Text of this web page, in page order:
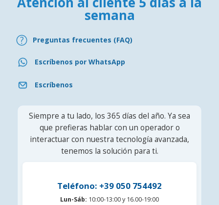
semana
Preguntas frecuentes (FAQ)
Escríbenos por WhatsApp
Escríbenos
Siempre a tu lado, los 365 días del año. Ya sea
que prefieras hablar con un operador o
interactuar con nuestra tecnología avanzada,
tenemos la solución para ti.
Teléfono: +39 050 754492
Lun-Sáb: 10:00-13:00 y 16.00-19:00